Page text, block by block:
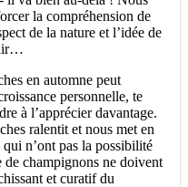
la compréhension de
de la nature et l’idée de
en automne peut
personnelle, te
à l’apprécier davantage.
ralentit et nous met en
n’ont pas la possibilité
de champignons ne doivent
et curatif du